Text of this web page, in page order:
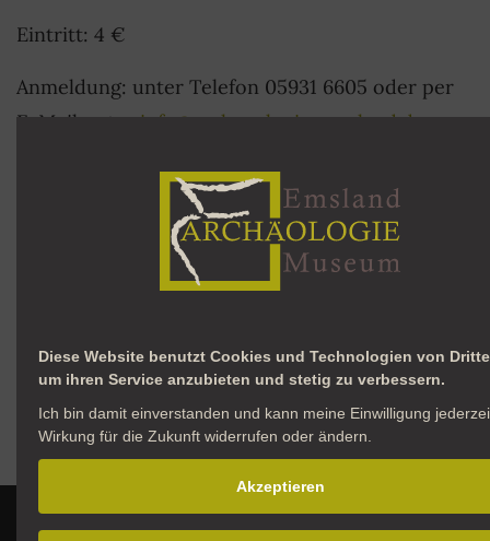
Eintritt: 4 €
Anmeldung: unter Telefon 05931 6605 oder per
E-Mail unterinfo@archaeologie-emsland.de
Diese Website benutzt Cookies und Technologien von
um ihren Service anzubieten und stetig zu verbessern.
Ich bin damit einverstanden und kann meine Einwilligung
Wirkung für die Zukunft widerrufen oder ändern.
Akzeptieren